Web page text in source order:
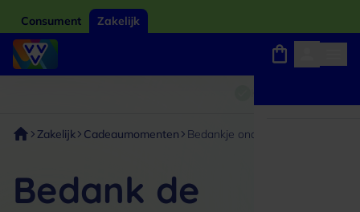
Consument Zakelijk
Zakelijk Cadeaumomenten Bedankje onderwijs
Bedank de